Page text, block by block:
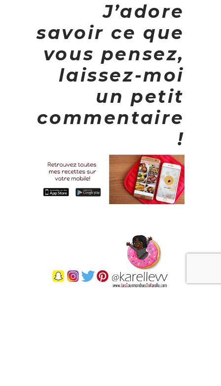
J’adore
savoir ce que
vous pensez,
laissez-moi
un petit
commentaire
!